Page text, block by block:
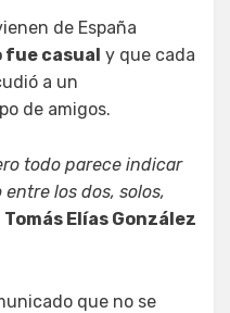
de España
casual y que cada
a un
de amigos.
todo parece indicar
los dos, solos,
Tomás Elías González
que no se